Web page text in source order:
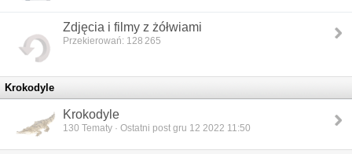
Zdjęcia i filmy z żółwiami
Przekierowań: 128 265
Krokodyle
Krokodyle
130 Tematy · Ostatni post gru 12 2022 11:50